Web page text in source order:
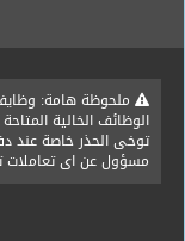
ملحوظة هامة:
الوظائف الخالية
توخى الحذر خاصة عند
مسؤول عن اى تعاملات